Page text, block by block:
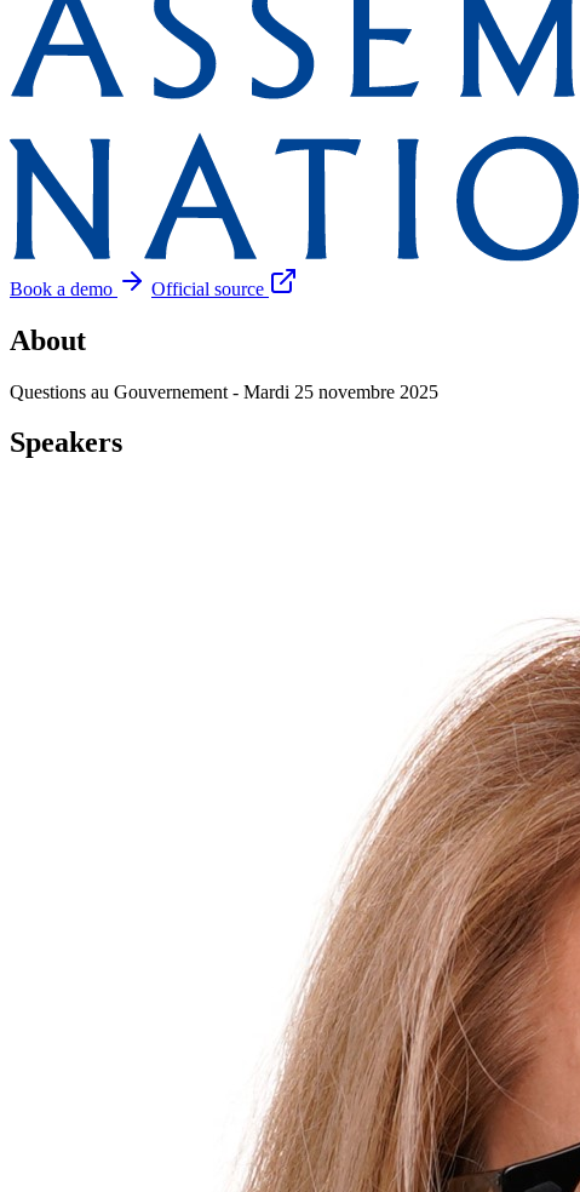
Book a demo
Official source
About
Questions au Gouvernement - Mardi 25 novembre 2025
Speakers